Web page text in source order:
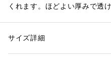
くれます。ほどよい厚みで透
く活躍します。ネックライン
性別：レディース
素材：綿 95% ﾎﾟﾘｳﾚﾀﾝ 5%
サイズ詳細